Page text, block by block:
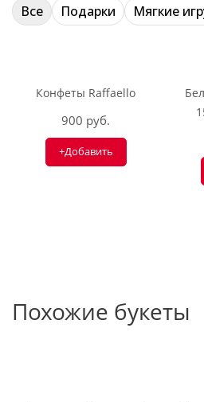
Все Подарки Мягкие
Конфеты Raffaello
900 руб.
+Добавить
Похожие букеты